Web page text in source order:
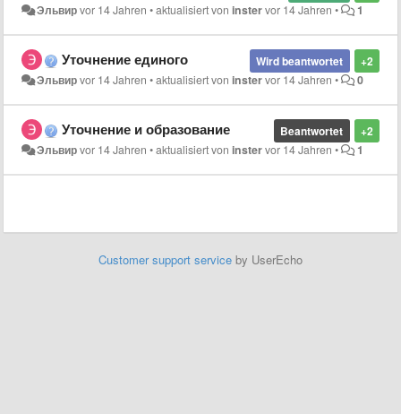
Эльвирvor 14 Jahren •aktualisiert voninstervor 14 Jahren • 1
+2
Wird beantwortet
Уточнение единого
Эльвирvor 14 Jahren •aktualisiert voninstervor 14 Jahren • 0
+2
Beantwortet
Уточнение и образование
Эльвирvor 14 Jahren •aktualisiert voninstervor 14 Jahren • 1
Customer support service by UserEcho